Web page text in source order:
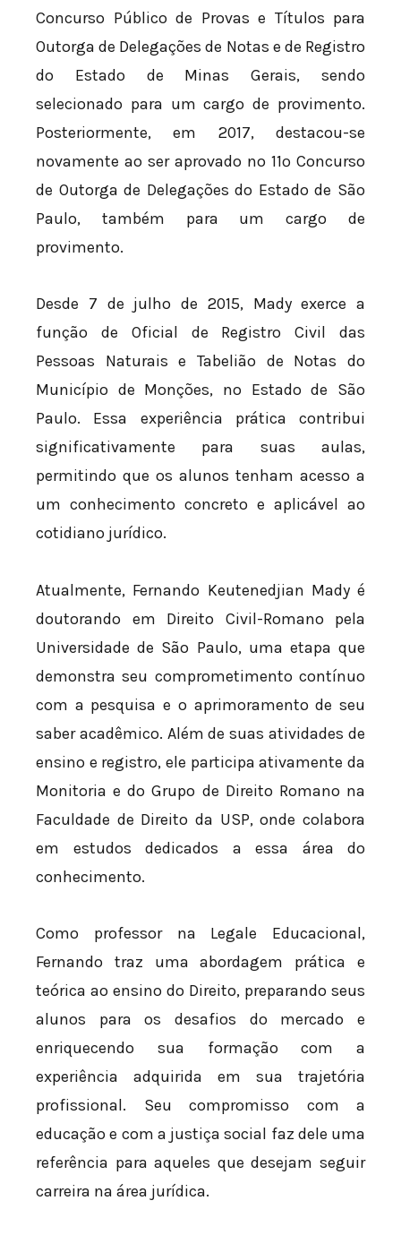
Concurso Público de Provas e Títulos para
Outorga de Delegações de Notas e de Registro
do Estado de Minas Gerais, sendo
selecionado para um cargo de provimento.
Posteriormente, em 2017, destacou-se
novamente ao ser aprovado no 11º Concurso
de Outorga de Delegações do Estado de São
Paulo, também para um cargo de
provimento.
Desde 7 de julho de 2015, Mady exerce a
função de Oficial de Registro Civil das
Pessoas Naturais e Tabelião de Notas do
Município de Monções, no Estado de São
Paulo. Essa experiência prática contribui
significativamente para suas aulas,
permitindo que os alunos tenham acesso a
um conhecimento concreto e aplicável ao
cotidiano jurídico.
Atualmente, Fernando Keutenedjian Mady é
doutorando em Direito Civil-Romano pela
Universidade de São Paulo, uma etapa que
demonstra seu comprometimento contínuo
com a pesquisa e o aprimoramento de seu
saber acadêmico. Além de suas atividades de
ensino e registro, ele participa ativamente da
Monitoria e do Grupo de Direito Romano na
Faculdade de Direito da USP, onde colabora
em estudos dedicados a essa área do
conhecimento.
Como professor na Legale Educacional,
Fernando traz uma abordagem prática e
teórica ao ensino do Direito, preparando seus
alunos para os desafios do mercado e
enriquecendo sua formação com a
experiência adquirida em sua trajetória
profissional. Seu compromisso com a
educação e com a justiça social faz dele uma
referência para aqueles que desejam seguir
carreira na área jurídica.